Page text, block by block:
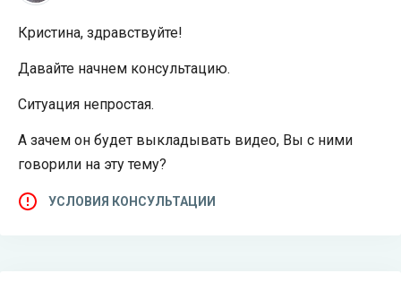
Кристина, здравствуйте!
Давайте начнем консультацию.
Ситуация непростая.
А зачем он будет выкладывать видео, Вы с ними
говорили на эту тему?
УСЛОВИЯ КОНСУЛЬТАЦИИ